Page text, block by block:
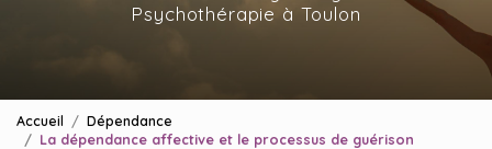
Psychothérapie à Toulon
Accueil
Dépendance
La dépendance affective et le processus de guérison